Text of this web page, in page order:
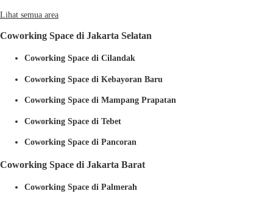
Lihat semua area
Coworking Space di Jakarta Selatan
Coworking Space di Cilandak
Coworking Space di Kebayoran Baru
Coworking Space di Mampang Prapatan
Coworking Space di Tebet
Coworking Space di Pancoran
Coworking Space di Jakarta Barat
Coworking Space di Palmerah